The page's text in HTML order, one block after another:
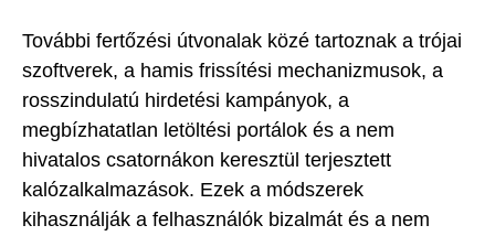
További fertőzési útvonalak közé tartoznak a trójai
szoftverek, a hamis frissítési mechanizmusok, a
rosszindulatú hirdetési kampányok, a
megbízhatatlan letöltési portálok és a nem
hivatalos csatornákon keresztül terjesztett
kalózalkalmazások. Ezek a módszerek
kihasználják a felhasználók bizalmát és a nem